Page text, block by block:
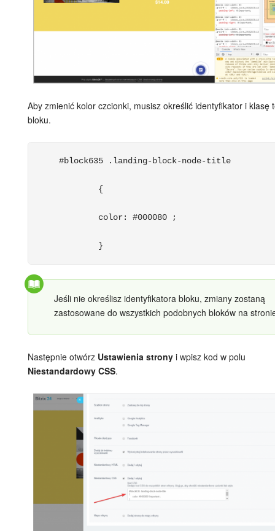
Widżet pracownika
CRM + Sklep internetowy
Wsparcie Bitrix24
Bitrix24 On-premise
e-Podpis w HR
Telefonia
Kreator BI
Sklep online
Workflow
Centrum Sprzedaży
Kwestie ogólne
Rezerwacja online
Aby zmienić kolor czcionki, musisz określić identyfikator i klasę
bloku.
#block635 .landing-block-node-title
	 {
	 color: #000080 ;
	 }
Jeśli nie określisz identyfikatora bloku, zmiany zostaną
zastosowane do wszystkich podobnych bloków na
Następnie otwórz Ustawienia strony i wpisz kod w polu
Niestandardowy CSS.